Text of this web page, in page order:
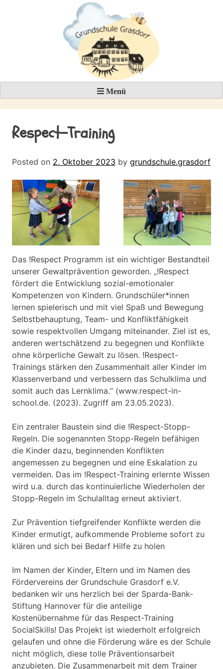
Menü
Respect-Training
Posted on 2. Oktober 2023 by grundschule.grasdorf
Das !Respect Programm ist ein wichtiger Bestandteil
unserer Gewaltprävention geworden. „!Respect
fördert die Entwicklung sozial-emotionaler
Kompetenzen von Kindern. Grundschüler*innen
lernen spielerisch und mit viel Spaß und Bewegung
Selbstbehauptung, Team- und Konfliktfähigkeit
sowie respektvollen Umgang miteinander. Ziel ist es,
anderen wertschätzend zu begegnen und Konflikte
ohne körperliche Gewalt zu lösen. !Respect-
Trainings stärken den Zusammenhalt aller Kinder im
Klassenverband und verbessern das Schulklima und
somit auch das Lernklima.“ (www.respect-in-
school.de. (2023). Zugriff am 23.05.2023).
Ein zentraler Baustein sind die !Respect-Stopp-
Regeln. Die sogenannten Stopp-Regeln befähigen
die Kinder dazu, beginnenden Konflikten
angemessen zu begegnen und eine Eskalation zu
vermeiden. Das im !Respect-Training erlernte Wissen
wird u.a. durch das kontinuierliche Wiederholen der
Stopp-Regeln im Schulalltag erneut aktiviert.
Zur Prävention tiefgreifender Konflikte werden die
Kinder ermutigt, aufkommende Probleme sofort zu
klären und sich bei Bedarf Hilfe zu holen
Im Namen der Kinder, Eltern und im Namen des
Fördervereins der Grundschule Grasdorf e.V.
bedanken wir uns herzlich bei der Sparda-Bank-
Stiftung Hannover für die anteilige
Kostenübernahme für das Respect-Training
SocialSkills! Das Projekt ist wiederholt erfolgreich
gelaufen und ohne die Förderung wäre es der Schule
nicht möglich, diese tolle Präventionsarbeit
anzubieten. Die Zusammenarbeit mit dem Trainer